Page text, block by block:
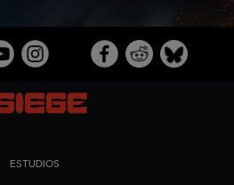
ESTUDIOS